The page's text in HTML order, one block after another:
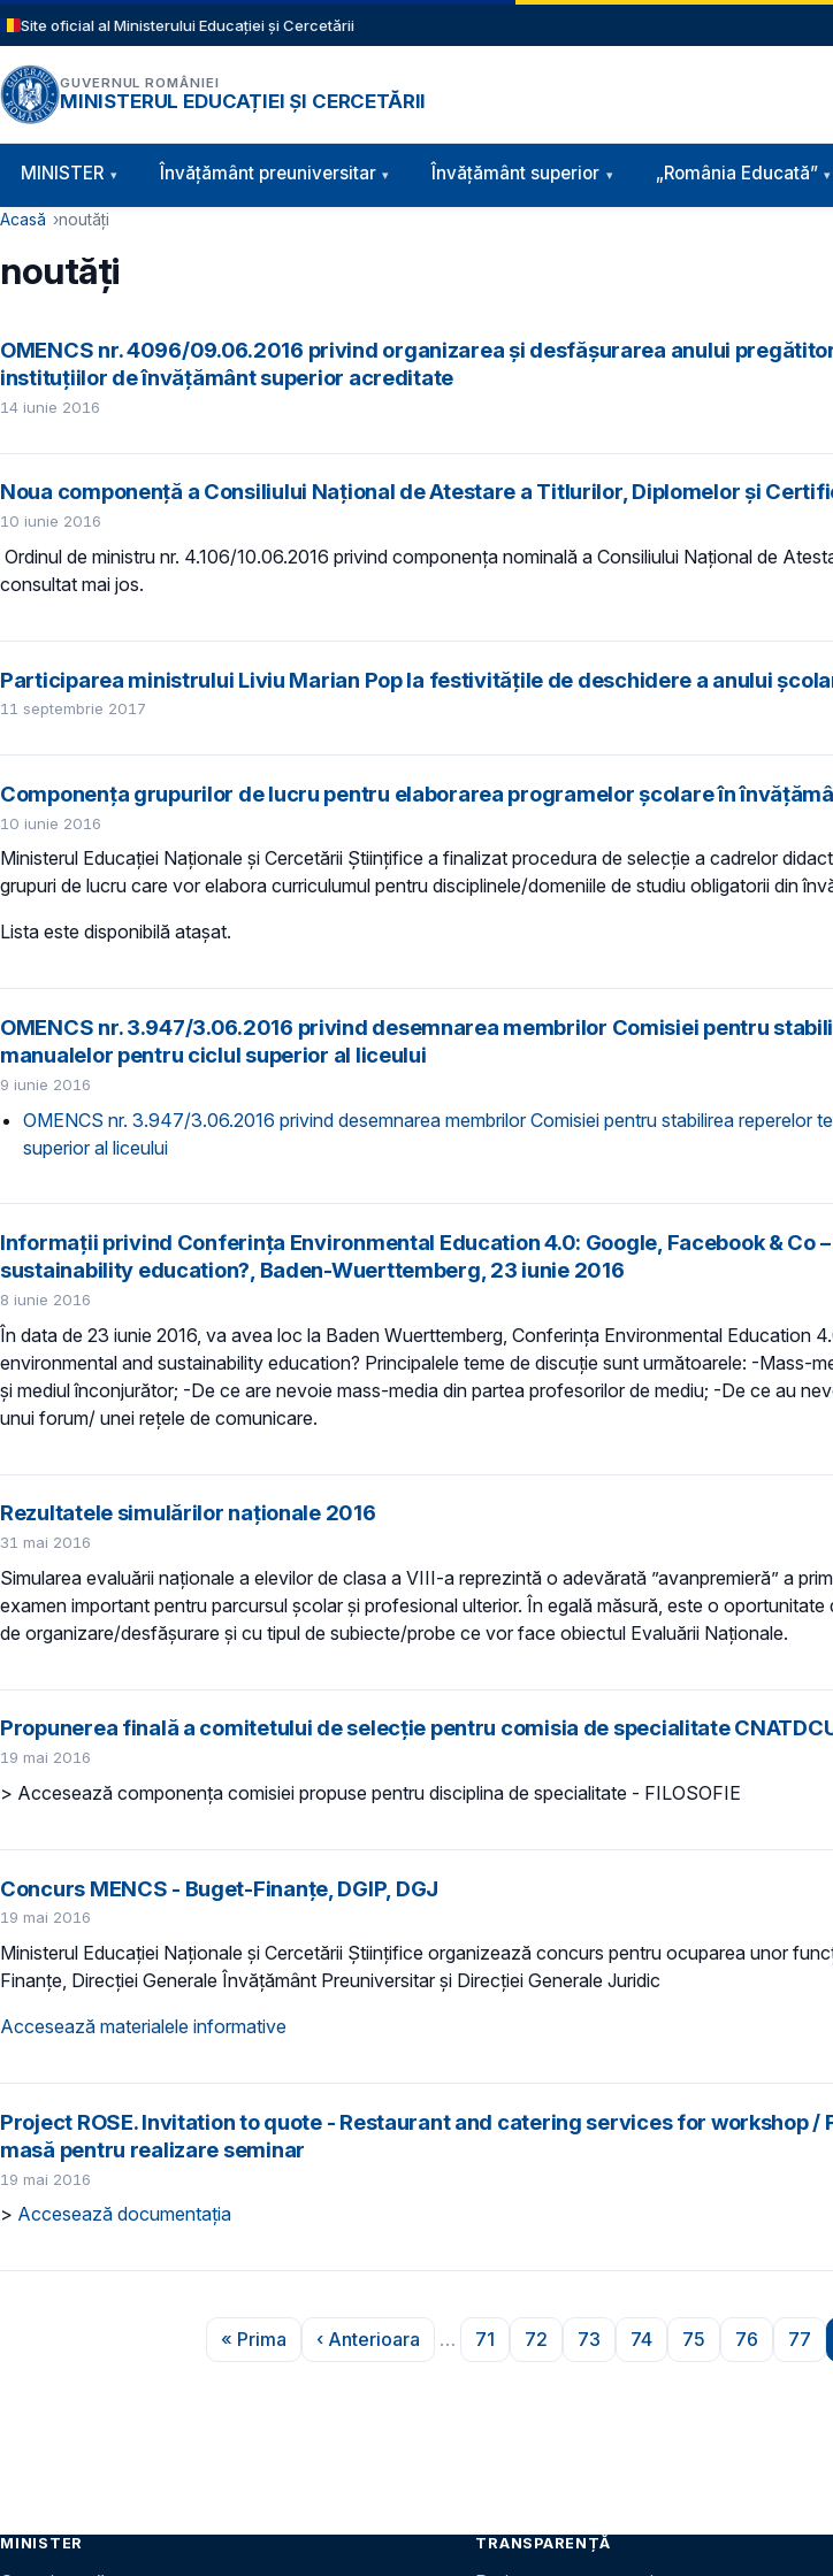
Sari la conținutul principal
Site oficial al Ministerului Educației și Cercetării
GUVERNUL ROMÂNIEI
MINISTERUL EDUCAȚIEI ȘI CERCETĂRII
Navigație principală
MINISTER Învăţământ preuniversitar Învățământ superior „România Educată”
Cale de navigare
Acasă noutăți
noutăți
OMENCS nr. 4096/09.06.2016 privind organizarea și desfășurarea anului
instituțiilor de învățământ superior acreditate
14 iunie 2016
Noua componenţă a Consiliului Naţional de Atestare a Titlurilor, Diplomelor şi
10 iunie 2016
Ordinul de ministru nr. 4.106/10.06.2016 privind componenţa nominală a Consiliului Naţional de
consultat mai jos.
Participarea ministrului Liviu Marian Pop la festivitățile de deschidere a anului
11 septembrie 2017
Componenţa grupurilor de lucru pentru elaborarea programelor şcolare în
10 iunie 2016
Ministerul Educaţiei Naţionale şi Cercetării Ştiinţifice a finalizat procedura de selecţie a cadrelor
grupuri de lucru care vor elabora curriculumul pentru disciplinele/domeniile de studiu obligatorii din
Lista este disponibilă atașat.
OMENCS nr. 3.947/3.06.2016 privind desemnarea membrilor Comisiei pentru
manualelor pentru ciclul superior al liceului
9 iunie 2016
OMENCS nr. 3.947/3.06.2016 privind desemnarea membrilor Comisiei pentru stabilirea reperelor
superior al liceului
Informații privind Conferința Environmental Education 4.0: Google, Facebook & Co
sustainability education?, Baden-Wuerttemberg, 23 iunie 2016
8 iunie 2016
În data de 23 iunie 2016, va avea loc la Baden Wuerttemberg, Conferința Environmental Education
environmental and sustainability education? Principalele teme de discuție sunt următoarele: -Mass-
și mediul înconjurător; -De ce are nevoie mass-media din partea profesorilor de mediu; -De ce au
unui forum/ unei rețele de comunicare.
Rezultatele simulărilor naționale 2016
31 mai 2016
Simularea evaluării naționale a elevilor de clasa a VIII-a reprezintă o adevărată ”avanpremieră” a
examen important pentru parcursul școlar și profesional ulterior. În egală măsură, este o
de organizare/desfășurare și cu tipul de subiecte/probe ce vor face obiectul Evaluării Naționale.
Propunerea finală a comitetului de selecție pentru comisia de specialitate
19 mai 2016
> Accesează componența comisiei propuse pentru disciplina de specialitate - FILOSOFIE
Concurs MENCS - Buget-Finanțe, DGIP, DGJ
19 mai 2016
Ministerul Educației Naționale și Cercetării Științifice organizează concurs pentru ocuparea unor
Finanțe, Direcției Generale Învățământ Preuniversitar și Direcției Generale Juridic
Accesează materialele informative
Project ROSE. Invitation to quote - Restaurant and catering services for workshop
masă pentru realizare seminar
19 mai 2016
> Accesează documentația
Prima pagină
« Prima
Pagina anterioară
‹ Anterioara …
Pagina
71
Pagina
72
Pagina
73
Pagina
74
Pagina
75
Pagina
76 77
MINISTER TRANSPARENȚĂ